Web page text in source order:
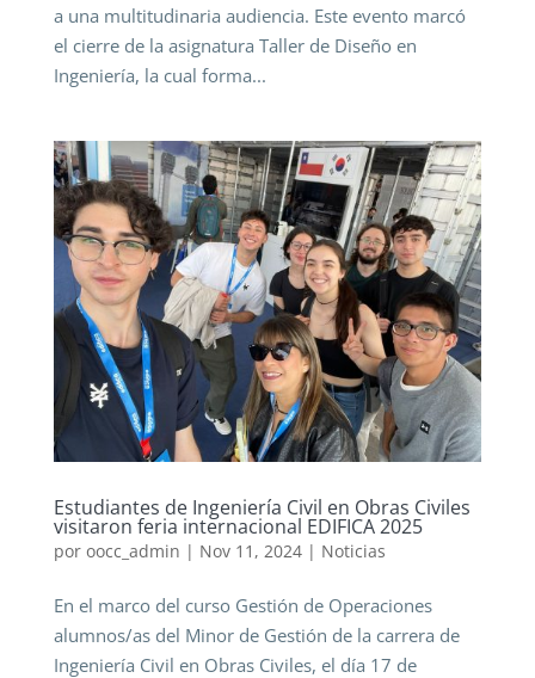
a una multitudinaria audiencia. Este evento marcó
el cierre de la asignatura Taller de Diseño en
Ingeniería, la cual forma...
Estudiantes de Ingeniería Civil en Obras Civiles
visitaron feria internacional EDIFICA 2025
por oocc_admin | Nov 11, 2024| Noticias
En el marco del curso Gestión de Operaciones
alumnos/as del Minor de Gestión de la carrera de
Ingeniería Civil en Obras Civiles, el día 17 de